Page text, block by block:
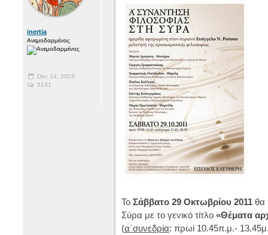
inertia
Ανεμοδαρμένος
Dec 14, 2003
5131
Το Σάββατο 29 Οκτωβρίου 2011 θα
Σύρα με το γενικό τίτλο «Θέματα
(α΄συνεδρία: πρωί 10.45π.μ.-